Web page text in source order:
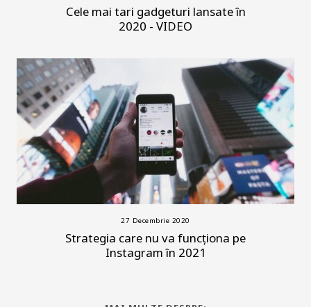
Cele mai tari gadgeturi lansate în
2020 - VIDEO
27 Decembrie 2020
Strategia care nu va funcționa pe
Instagram în 2021